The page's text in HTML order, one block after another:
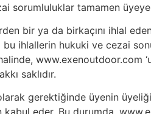
sorumluluklar tamamen
bir ya da birkaçını ihlal
ihlallerin hukuki ve cezai
www.exenoutdoor.com
saklıdır.
gerektiğinde üyenin